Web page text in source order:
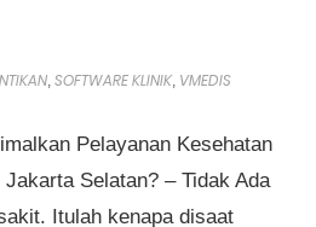
, SOFTWARE KLINIK, VMEDIS
Pelayanan Kesehatan
Selatan? – Tidak Ada
Itulah kenapa disaat